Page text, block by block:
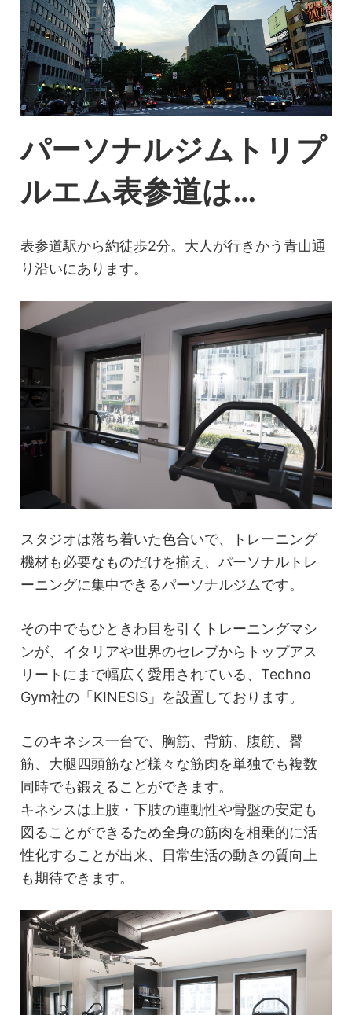
パーソナルジムトリプ
ルエム表参道は…
表参道駅から約徒歩2分。大人が行きかう青山通
り沿いにあります。
スタジオは落ち着いた色合いで、トレーニング
機材も必要なものだけを揃え、パーソナルトレ
ーニングに集中できるパーソナルジムです。
その中でもひときわ目を引くトレーニングマシ
ンが、イタリアや世界のセレブからトップアス
リートにまで幅広く愛用されている、Techno
Gym社の「KINESIS」を設置しております。
このキネシス一台で、胸筋、背筋、腹筋、臀
筋、大腿四頭筋など様々な筋肉を単独でも複数
同時でも鍛えることができます。
キネシスは上肢・下肢の連動性や骨盤の安定も
図ることができるため全身の筋肉を相乗的に活
性化することが出来、日常生活の動きの質向上
も期待できます。